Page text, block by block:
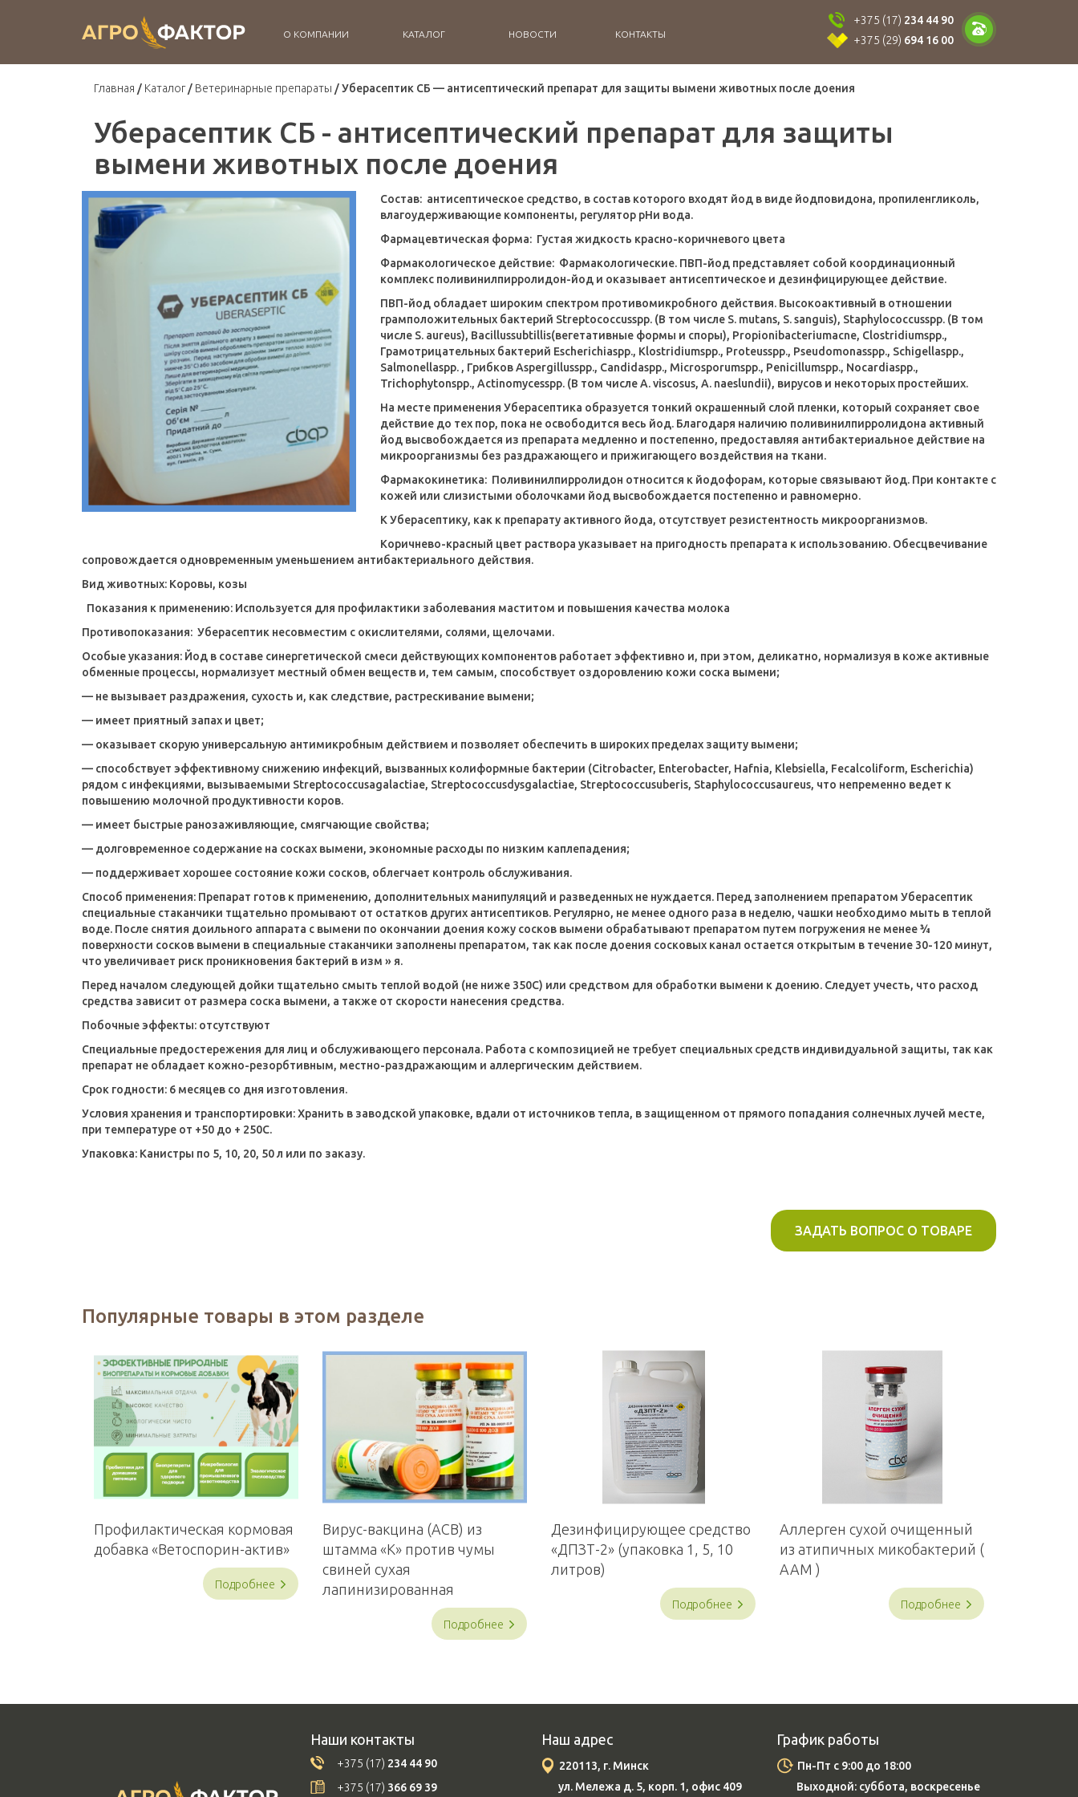
О КОМПАНИИ КАТАЛОГ НОВОСТИ КОНТАКТЫ
+375 (17) 234 44 90
+375 (29) 694 16 00
Главная Каталог Ветеринарные препараты Уберасептик СБ — антисептический препарат для защиты вымени животных после доения
Уберасептик СБ - антисептический препарат для защиты
вымени животных после доения
Состав: антисептическое средство, в состав которого входят йод в виде йодповидона, пропиленгликоль,
влагоудерживающие компоненты, регулятор pHи вода.
Фармацевтическая форма: Густая жидкость красно-коричневого цвета
Фармакологическое действие: Фармакологические. ПВП-йод представляет собой координационный
комплекс поливинилпирролидон-йод и оказывает антисептическое и дезинфицирующее действие.
ПВП-йод обладает широким спектром противомикробного действия. Высокоактивный в отношении
грамположительных бактерий Streptococcusspp. (В том числе S. mutans, S. sanguis), Staphylococcusspp. (В том
числе S. aureus), Bacillussubtillis(вегетативные формы и споры), Propionibacteriumacne, Clostridiumspp.,
Грамотрицательных бактерий Escherichiaspp., Klostridiumspp., Proteusspp., Pseudomonasspp., Schigellaspp.,
Salmonellaspp. , Грибков Aspergillusspp., Candidaspp., Microsporumspp., Penicillumspp., Nocardiaspp.,
Trichophytonspp., Actinomycesspp. (В том числе A. viscosus, A. naeslundii), вирусов и некоторых простейших.
На месте применения Уберасептика образуется тонкий окрашенный слой пленки, который сохраняет свое
действие до тех пор, пока не освободится весь йод. Благодаря наличию поливинилпирролидона активный
йод высвобождается из препарата медленно и постепенно, предоставляя антибактериальное действие на
микроорганизмы без раздражающего и прижигающего воздействия на ткани.
Фармакокинетика: Поливинилпирролидон относится к йодофорам, которые связывают йод. При контакте с
кожей или слизистыми оболочками йод высвобождается постепенно и равномерно.
К Уберасептику, как к препарату активного йода, отсутствует резистентность микроорганизмов.
Коричнево-красный цвет раствора указывает на пригодность препарата к использованию. Обесцвечивание
сопровождается одновременным уменьшением антибактериального действия.
Вид животных: Коровы, козы
Показания к применению: Используется для профилактики заболевания маститом и повышения качества молока
Противопоказания: Уберасептик несовместим с окислителями, солями, щелочами.
Особые указания: Йод в составе синергетической смеси действующих компонентов работает эффективно и, при этом, деликатно, нормализуя в коже активные
обменные процессы, нормализует местный обмен веществ и, тем самым, способствует оздоровлению кожи соска вымени;
— не вызывает раздражения, сухость и, как следствие, растрескивание вымени;
— имеет приятный запах и цвет;
— оказывает скорую универсальную антимикробным действием и позволяет обеспечить в широких пределах защиту вымени;
— способствует эффективному снижению инфекций, вызванных колиформные бактерии (Citrobacter, Enterobacter, Hafnia, Klebsiella, Fecalcoliform, Escherichia)
рядом с инфекциями, вызываемыми Streptococcusagalactiae, Streptococcusdysgalactiae, Streptococcusuberis, Staphylococcusaureus, что непременно ведет к
повышению молочной продуктивности коров.
— имеет быстрые ранозаживляющие, смягчающие свойства;
— долговременное содержание на сосках вымени, экономные расходы по низким каплепадения;
— поддерживает хорошее состояние кожи сосков, облегчает контроль обслуживания.
Способ применения: Препарат готов к применению, дополнительных манипуляций и разведенных не нуждается. Перед заполнением препаратом Уберасептик
специальные стаканчики тщательно промывают от остатков других антисептиков. Регулярно, не менее одного раза в неделю, чашки необходимо мыть в теплой
воде. После снятия доильного аппарата с вымени по окончании доения кожу сосков вымени обрабатывают препаратом путем погружения не менее ¾
поверхности сосков вымени в специальные стаканчики заполнены препаратом, так как после доения сосковых канал остается открытым в течение 30-120 минут,
что увеличивает риск проникновения бактерий в изм » я.
Перед началом следующей дойки тщательно смыть теплой водой (не ниже 350С) или средством для обработки вымени к доению. Следует учесть, что расход
средства зависит от размера соска вымени, а также от скорости нанесения средства.
Побочные эффекты: отсутствуют
Специальные предостережения для лиц и обслуживающего персонала. Работа с композицией не требует специальных средств индивидуальной защиты, так как
препарат не обладает кожно-резорбтивным, местно-раздражающим и аллергическим действием.
Срок годности: 6 месяцев со дня изготовления.
Условия хранения и транспортировки:Хранить в заводской упаковке, вдали от источников тепла, в защищенном от прямого попадания солнечных лучей месте,
при температуре от +50 до + 250С.
Упаковка: Канистры по 5, 10, 20, 50 л или по заказу.
ЗАДАТЬ ВОПРОС О ТОВАРЕ
Популярные товары в этом разделе
Профилактическая кормовая
добавка «Ветоспорин-актив»
Подробнее
Вирус-вакцина (АСВ) из
штамма «К» против чумы
свиней сухая
лапинизированная
Подробнее
Дезинфицирующее средство
«ДПЗТ-2» (упаковка 1, 5, 10
литров)
Подробнее
Аллерген сухой очищенный
из атипичных микобактерий (
ААМ )
Подробнее
Наши контакты
+375 (17) 234 44 90
+375 (17) 366 69 39
Наш адрес
220113, г. Минск
ул. Мележа д. 5, корп. 1, офис 409
График работы
Пн-Пт с 9:00 до 18:00
Выходной: суббота, воскресенье